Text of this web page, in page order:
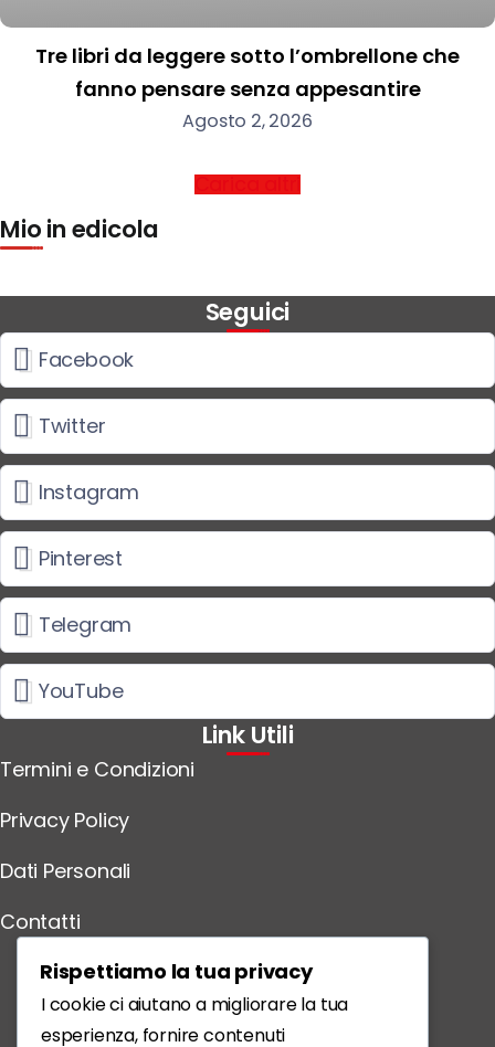
Tre libri da leggere sotto l’ombrellone che
fanno pensare senza appesantire
Agosto 2, 2026
Mio in edicola
Seguici
Facebook
Twitter
Instagram
Pinterest
Telegram
YouTube
Link Utili
Termini e Condizioni
Privacy Policy
Dati Personali
Contatti
Scarica l'App
Rispettiamo la tua privacy
I cookie ci aiutano a migliorare la tua
esperienza, fornire contenuti